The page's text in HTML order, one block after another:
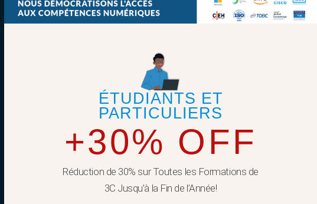
ÉTUDIANTS ET
PARTICULIERS
+30% OFF
Réduction de 30% sur Toutes les Formations de
3C Jusqu’à la Fin de l’Année!